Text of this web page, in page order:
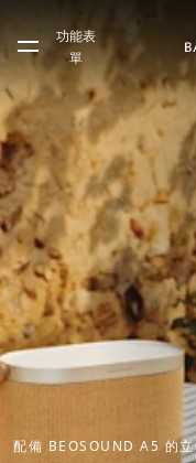
Skip to main
Skip to main
功能表
單
配備 BEOSOUND A5 的立